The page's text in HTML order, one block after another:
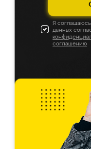
Я
данных
соглашению